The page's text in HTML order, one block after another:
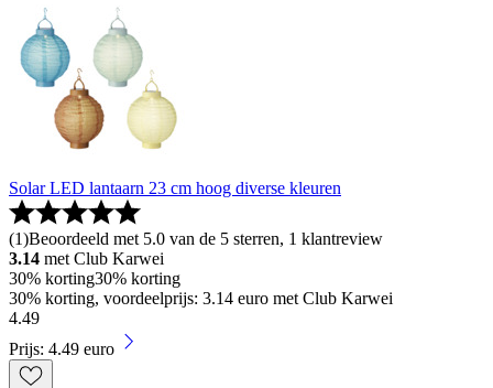
Solar LED lantaarn 23 cm hoog diverse kleuren
(1)Beoordeeld met 5.0 van de 5 sterren, 1 klantreview
3.14 met Club Karwei
30% korting30% korting
30% korting, voordeelprijs: 3.14 euro met Club Karwei
4.49
Prijs: 4.49 euro